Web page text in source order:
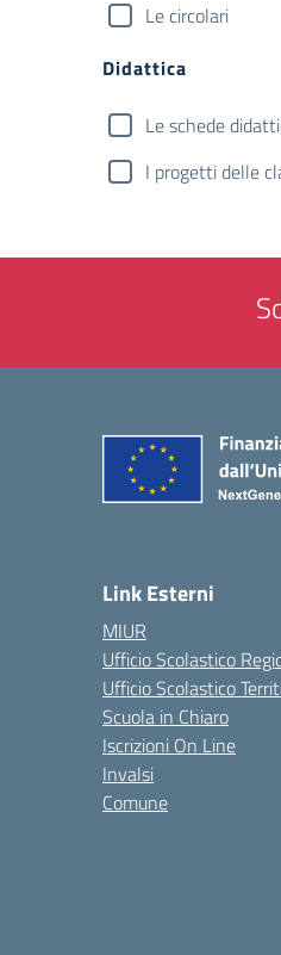
Le circolari
Didattica
Le schede
I progetti delle
Link Esterni
MIUR
Ufficio Scolastico
Ufficio Scolastico
Scuola in Chiaro
Iscrizioni On Line
Invalsi
Comune